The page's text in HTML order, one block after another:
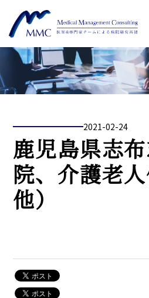
2021-02-24
鹿児島県志
院、介護老
他）